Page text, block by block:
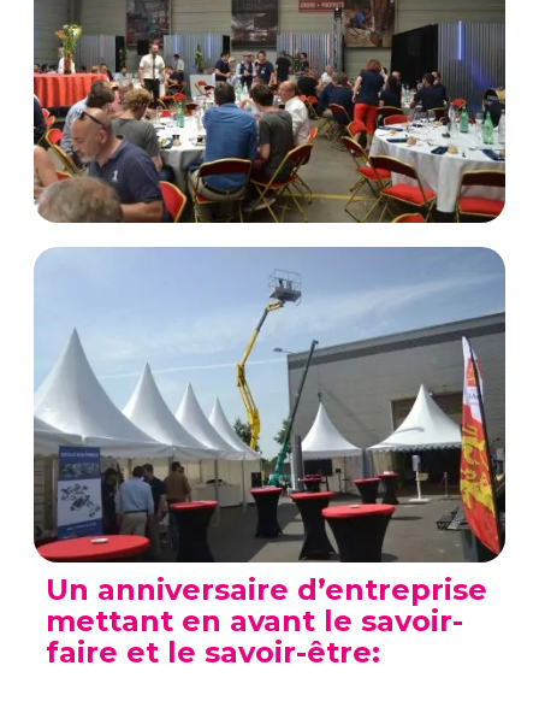
Un anniversaire d’entreprise
mettant en avant le savoir-
faire et le savoir-être: